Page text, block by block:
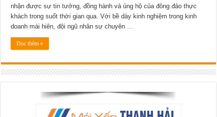
nhận được sự tin tưởng, đồng hành và ủng hộ của đông đảo thực
khách trong suốt thời gian qua. Với bề dày kinh nghiệm trong kinh
doanh mái hiên, đội ngũ nhân sự chuyên …
Đọc thêm »